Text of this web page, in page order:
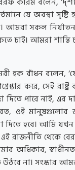
যে অবস্থা
আমরা সকল
চাই। আমরা শান্তি
হক বাঁধন বলেন, ‘যে
করে, সেই
দিতে পারে নাই, এর
ওই মানুষগুলোর
দিতে হবে। আমি
এই রাজনীতি থেকে
অধিকার,
উঠবে না। সংস্কার